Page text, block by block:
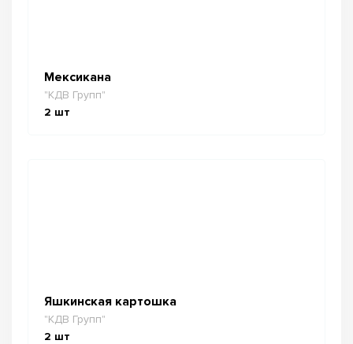
Мексикана
"КДВ Групп"
2 шт
Яшкинская картошка
"КДВ Групп"
2 шт